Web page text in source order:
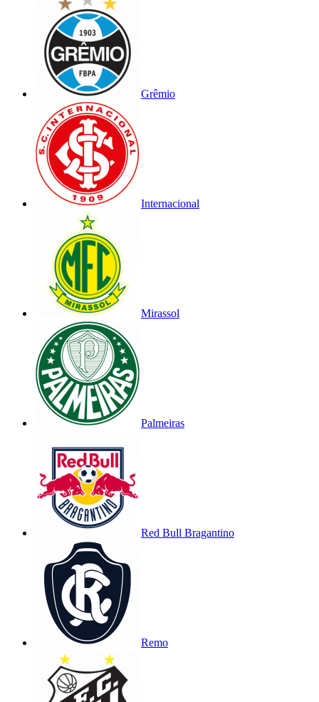
Grêmio
Internacional
Mirassol
Palmeiras
Red Bull Bragantino
Remo